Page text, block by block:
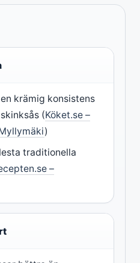
krämig konsistens
(Köket.se –
)
traditionella
–